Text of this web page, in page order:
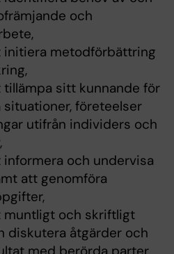
och
initiera metodförbättring
tillämpa sitt kunnande för
företeelser
utifrån individers och
och undervisa
att genomföra
muntligt och skriftligt
diskutera åtgärder och